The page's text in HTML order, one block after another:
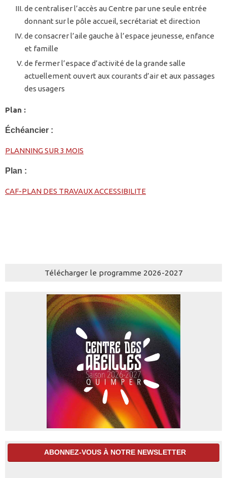
de centraliser l’accès au Centre par une seule entrée
donnant sur le pôle accueil, secrétariat et direction
de consacrer l’aile gauche à l’espace jeunesse, enfance
et famille
de fermer l’espace d’activité de la grande salle
actuellement ouvert aux courants d’air et aux passages
des usagers
Plan :
Échéancier :
PLANNING SUR 3 MOIS
Plan :
CAF-PLAN DES TRAVAUX ACCESSIBILITE
Télécharger le programme 2026-2027
ABONNEZ-VOUS À NOTRE NEWSLETTER